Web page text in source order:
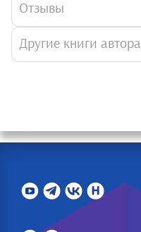
Отзывы
Другие книги автора